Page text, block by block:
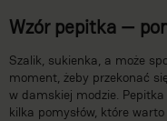
Wzór pepitka —
Szalik, sukienka, a może
moment, żeby przekonać
w damskiej modzie.
kilka pomysłów, które